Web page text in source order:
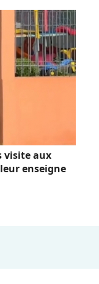
visite aux
enseigne